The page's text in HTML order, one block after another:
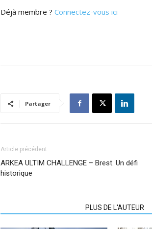
Déjà membre ? Connectez-vous ici
Partager
Article précédent
ARKEA ULTIM CHALLENGE – Brest. Un défi
historique
PLUS DE L'AUTEUR